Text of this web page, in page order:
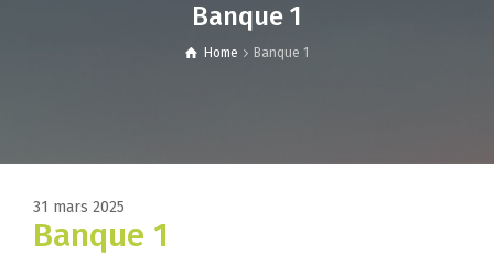
Banque 1
Home Banque 1
31 mars 2025
Banque 1